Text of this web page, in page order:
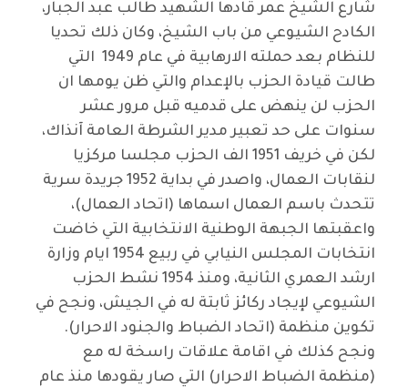
شارع الشيخ عمر قادها الشهيد طالب عبد الجبار،
الكادح الشيوعي من باب الشيخ، وكان ذلك تحديا
للنظام بعد حملته الارهابية في عام 1949 التي
طالت قيادة الحزب بالإعدام والتي ظن يومها ان
الحزب لن ينهض على قدميه قبل مرور عشر
سنوات على حد تعبير مدير الشرطة العامة آنذاك،
لكن في خريف 1951 الف الحزب مجلسا مركزيا
لنقابات العمال، واصدر في بداية 1952 جريدة سرية
تتحدث باسم العمال اسماها (اتحاد العمال)،
واعقبتها الجبهة الوطنية الانتخابية التي خاضت
انتخابات المجلس النيابي في ربيع 1954 ايام وزارة
ارشد العمري الثانية، ومنذ 1954 نشط الحزب
الشيوعي لإيجاد ركائز ثابتة له في الجيش، ونجح في
تكوين منظمة (اتحاد الضباط والجنود الاحرار).
ونجح كذلك في اقامة علاقات راسخة له مع
(منظمة الضباط الاحرار) التي صار يقودها منذ عام